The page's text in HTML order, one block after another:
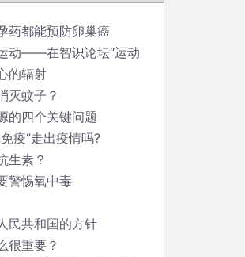
药都能预防卵巢癌
动——在智识论坛“运动
的辐射
灭蚊子？
的四个关键问题
疫”走出疫情吗?
生素？
警惕氧中毒
民共和国的方针
很重要？